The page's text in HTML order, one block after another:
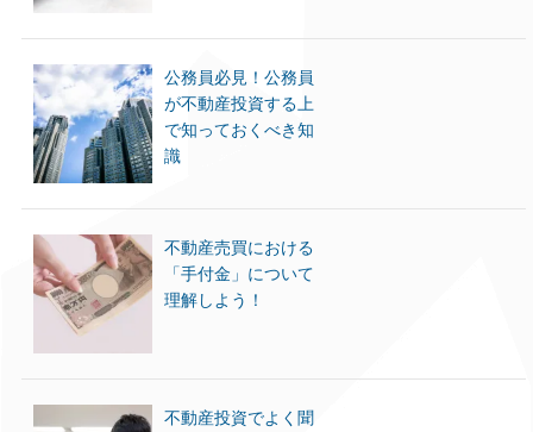
公務員必見！公務員
が不動産投資する上
で知っておくべき知
識
不動産売買における
「手付金」について
理解しよう！
不動産投資でよく聞